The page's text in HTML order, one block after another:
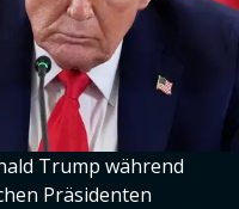
Trump während
Präsidenten